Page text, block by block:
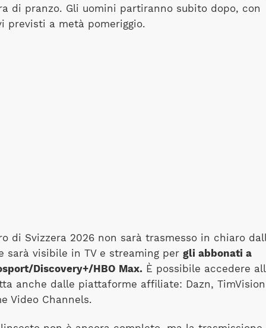
di pranzo. Gli uomini partiranno subito dopo, con
previsti a metà pomeriggio.
di Svizzera 2026 non sarà trasmesso in chiaro
sarà visibile in TV e streaming per gli abbonati a
Discovery+/HBO Max.È possibile accedere
anche dalle piattaforme affiliate: Dazn,
Video Channels.